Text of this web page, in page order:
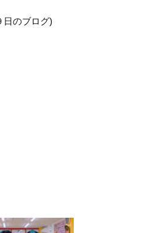
日のブログ)